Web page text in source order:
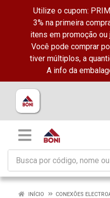
Utilize o cupom:
3% na primeira
itens em promoção
Você pode comprar
tiver múltiplos, a
A info da
INÍCIO
CONEXÕES